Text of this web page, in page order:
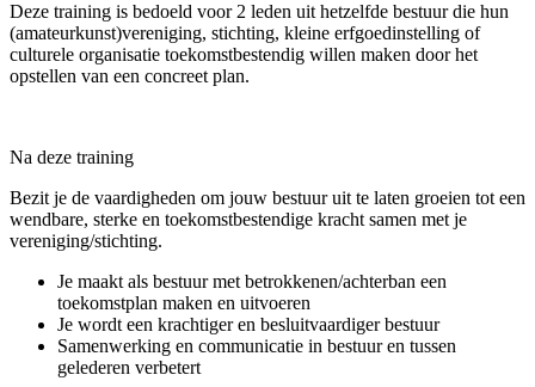
Deze training is bedoeld voor 2 leden uit hetzelfde bestuur die hun
(amateurkunst)vereniging, stichting, kleine erfgoedinstelling of
culturele organisatie toekomstbestendig willen maken door het
opstellen van een concreet plan.
Na deze training
Bezit je de vaardigheden om jouw bestuur uit te laten groeien tot een
wendbare, sterke en toekomstbestendige kracht samen met je
vereniging/stichting.
Je maakt als bestuur met betrokkenen/achterban een
toekomstplan maken en uitvoeren
Je wordt een krachtiger en besluitvaardiger bestuur
Samenwerking en communicatie in bestuur en tussen
gelederen verbetert